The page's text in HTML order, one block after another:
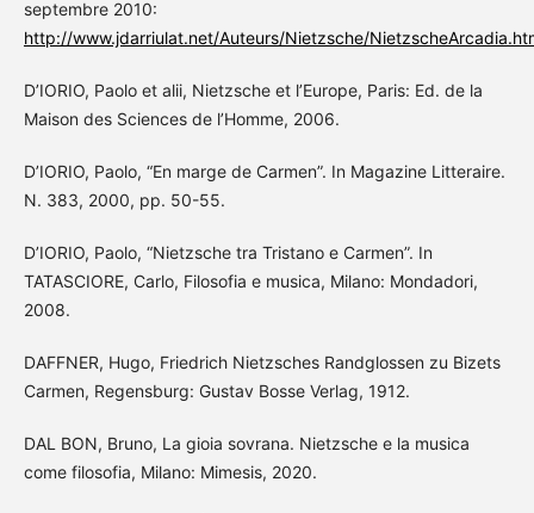
septembre 2010:
http://www.jdarriulat.net/Auteurs/Nietzsche/
D’IORIO, Paolo et alii, Nietzsche et l’Europe, Paris: Ed. de la
Maison des Sciences de l’Homme, 2006.
D’IORIO, Paolo, “En marge de Carmen”. In Magazine Litteraire.
N. 383, 2000, pp. 50-55.
D’IORIO, Paolo, “Nietzsche tra Tristano e Carmen”. In
TATASCIORE, Carlo, Filosofia e musica, Milano: Mondadori,
2008.
DAFFNER, Hugo, Friedrich Nietzsches Randglossen zu Bizets
Carmen, Regensburg: Gustav Bosse Verlag, 1912.
DAL BON, Bruno, La gioia sovrana. Nietzsche e la musica
come filosofia, Milano: Mimesis, 2020.